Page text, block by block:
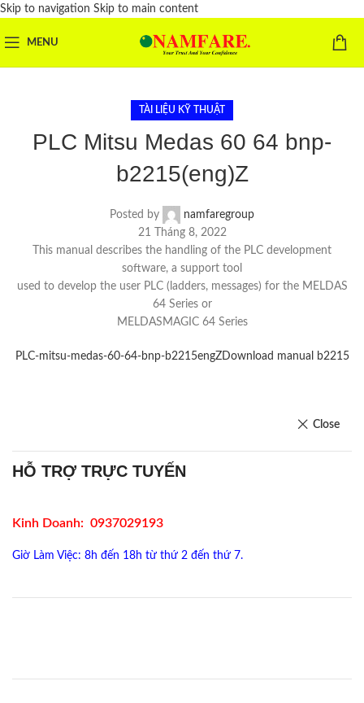
Skip to navigation Skip to main content
MENU
TÀI LIỆU KỸ THUẬT
PLC Mitsu Medas 60 64 bnp-
b2215(eng)Z
Posted by
namfaregroup
21 Tháng 8, 2022
This manual describes the handling of the PLC development
software, a support tool
used to develop the user PLC (ladders, messages) for the MELDAS
64 Series or
MELDASMAGIC 64 Series
PLC-mitsu-medas-60-64-bnp-b2215engZDownload manual b2215
Close
HỖ TRỢ TRỰC TUYẾN
Kinh Doanh: 0937029193
Giờ Làm Việc: 8h đến 18h từ thứ 2 đến thứ 7.